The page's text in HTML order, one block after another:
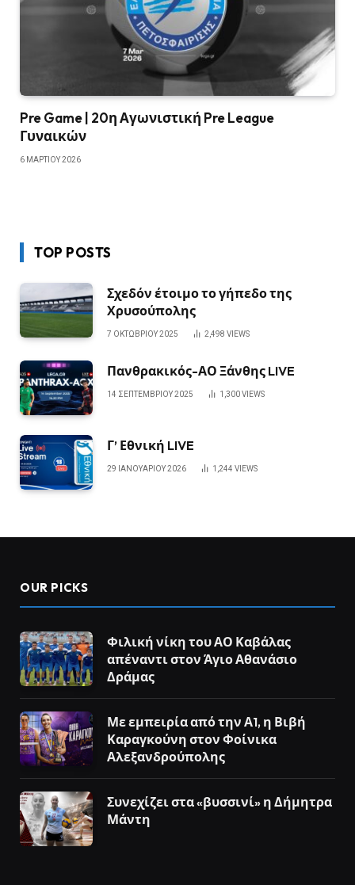
Pre Game | 20η Αγωνιστική Pre League
Γυναικών
6 ΜΑΡΤΊΟΥ 2026
TOP POSTS
Σχεδόν έτοιμο το γήπεδο της
Χρυσούπολης
7 ΟΚΤΩΒΡΊΟΥ 2025 2,498 VIEWS
Πανθρακικός-ΑΟ Ξάνθης LIVE
14 ΣΕΠΤΕΜΒΡΊΟΥ 2025 1,300VIEWS
Γ’ Εθνική LIVE
29 ΙΑΝΟΥΑΡΊΟΥ 2026 1,244 VIEWS
OUR PICKS
Φιλική νίκη του ΑΟ Καβάλας
απέναντι στον Άγιο Αθανάσιο
Δράμας
Με εμπειρία από την Α1, η Βιβή
Καραγκούνη στον Φοίνικα
Αλεξανδρούπολης
Συνεχίζει στα «βυσσινί» η Δήμητρα
Μάντη